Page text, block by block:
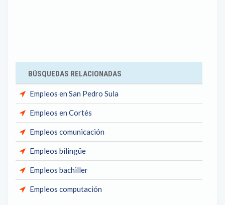
BÚSQUEDAS RELACIONADAS
Empleos en San Pedro Sula
Empleos en Cortés
Empleos comunicación
Empleos bilingüe
Empleos bachiller
Empleos computación